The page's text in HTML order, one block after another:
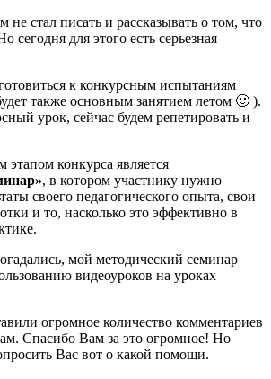
стал писать и рассказывать о том, что
сегодня для этого есть серьезная
к конкурсным испытаниям
также основным занятием летом 🙂 ).
урок, сейчас будем репетировать и
конкурса является
, в котором участнику нужно
своего педагогического опыта, свои
и то, насколько это эффективно в
мой методический семинар
видеоуроков на уроках
огромное количество комментариев
Спасибо Вам за это огромное! Но
Вас вот о какой помощи.